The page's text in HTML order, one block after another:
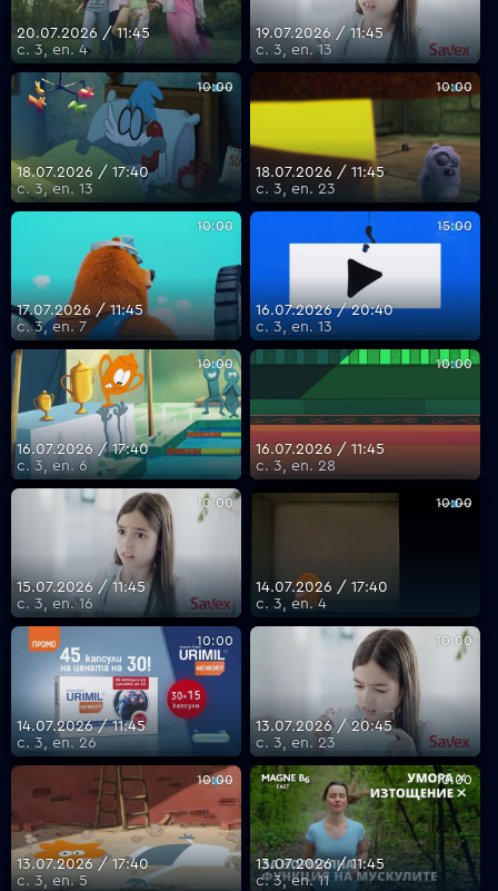
20.07.2026 / 11:45
с. 3, еп. 4
19.07.2026 / 11:45
с. 3, еп. 13
10:00
18.07.2026 / 17:40
с. 3, еп. 13
10:00
18.07.2026 / 11:45
с. 3, еп. 23
10:00
17.07.2026 / 11:45
с. 3, еп. 7
15:00
16.07.2026 / 20:40
с. 3, еп. 13
10:00
16.07.2026 / 17:40
с. 3, еп. 6
10:00
16.07.2026 / 11:45
с. 3, еп. 28
10:00
15.07.2026 / 11:45
с. 3, еп. 16
10:00
14.07.2026 / 17:40
с. 3, еп. 4
10:00
14.07.2026 / 11:45
с. 3, еп. 26
10:00
13.07.2026 / 20:45
с. 3, еп. 23
10:00
13.07.2026 / 17:40
с. 3, еп. 5
10:00
13.07.2026 / 11:45
с. 3, еп. 11